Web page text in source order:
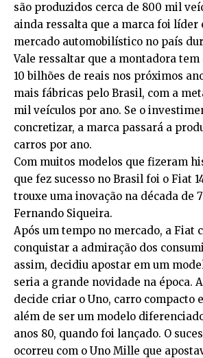
são produzidos cerca de 800 mil
ainda ressalta que a marca foi líder
mercado automobilístico no país
Vale ressaltar que a montadora
10 bilhões de reais nos próximos
mais fábricas pelo Brasil, com a
mil veículos por ano. Se o
concretizar, a marca passará a
carros por ano.
Com muitos modelos que fizeram
que fez sucesso no Brasil foi o Fiat
trouxe uma inovação na década de
Fernando Siqueira.
Após um tempo no mercado, a Fiat
conquistar a admiração dos
assim, decidiu apostar em um
seria a grande novidade na época.
decide criar o Uno, carro compacto
além de ser um modelo
anos 80, quando foi lançado. O
ocorreu com o Uno Mille que